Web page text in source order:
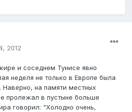
2012
и соседнем Тунисе явно
неделя не только в Европе была
на памяти местных
пролежал в пустыне больше
говорил: "Холодно очень,